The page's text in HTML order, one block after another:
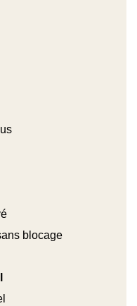
blocage